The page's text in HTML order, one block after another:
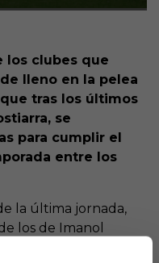
los clubes que
lleno en la pelea
tras los últimos
se
para cumplir el
entre los
la última jornada,
los de Imanol
cinco jornadas, y es